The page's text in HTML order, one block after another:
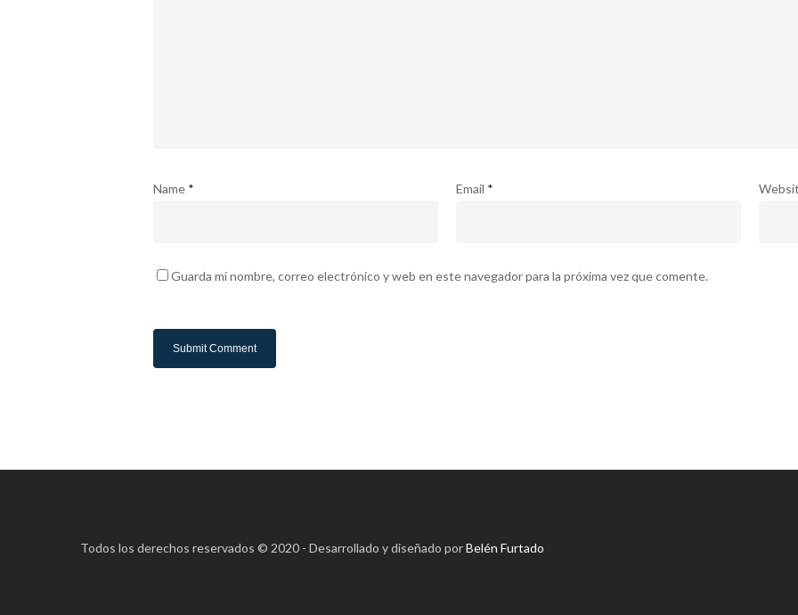
Name * Email *
Guarda mi nombre, correo electrónico y web en este navegador para la próxima vez que comente.
Todos los derechos reservados © 2020 - Desarrollado y diseñado porBelén Furtado